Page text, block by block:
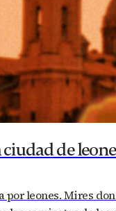
ciudad de
leones. Mires